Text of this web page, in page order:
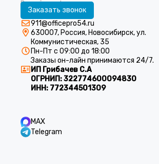
Заказать звонок
911@officepro54.ru
630007, Россия, Новосибирск, ул.
Коммунистическая, 35
Пн-Пт с 09:00 до 18:00
Заказы он-лайн принимаются 24/7.
ИП Грибачев С.А
ОГРНИП:322774600094830
ИНН: 772344501309
MAX
Telegram